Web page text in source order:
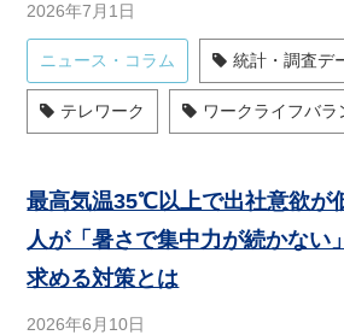
2026年7月1日
ニュース・コラム 統計・調査デ
テレワーク ワークライフバラ
最高気温35℃以上で出社意欲が
人が「暑さで集中力が続かない
求める対策とは
2026年6月10日